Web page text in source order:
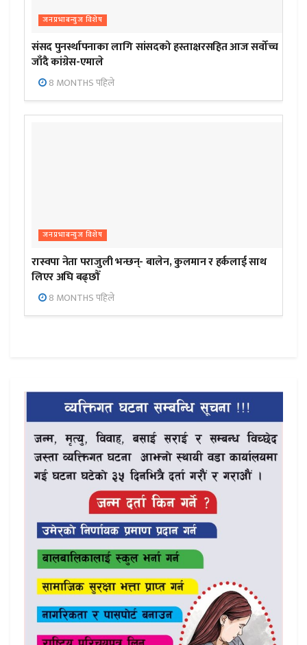
जनप्रभाबन्युज विशेष
संसद पुनर्स्थापनाका लागि सांसदको हस्ताक्षरसहित आज सर्वोच्च
जाँदै कांग्रेस-एमाले
8 MONTHS पहिले
जनप्रभाबन्युज विशेष
रास्वपा नेता पराजुली भन्छन्- बालेन, कुलमान र हर्कलाई साथ
लिएर अघि बढ्छौँ
8 MONTHS पहिले